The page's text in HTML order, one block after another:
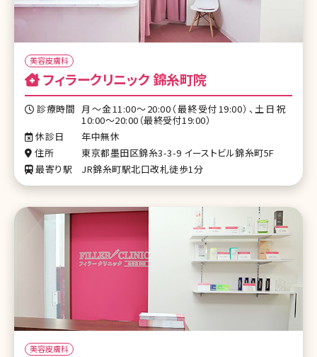
美容皮膚科
フィラークリニック 錦糸町院
診療時間 月～金11:00～20:00（最終受付19:00）、土日祝
10:00～20:00（最終受付19:00）
休診日
年中無休
住所
東京都墨田区錦糸3-3-9 イーストビル錦糸町5F
最寄り駅
JR錦糸町駅北口改札徒歩1分
美容皮膚科